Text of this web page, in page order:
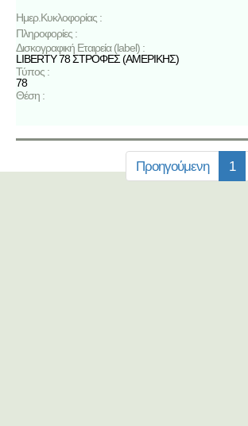
Ημερ.Κυκλοφορίας :
Πληροφορίες :
Δισκογραφική Εταιρεία (label) :
LIBERTY 78 ΣΤΡΟΦΕΣ (ΑΜΕΡΙΚΗΣ)
Τύπος :
78
Θέση :
Προηγούμενη 1